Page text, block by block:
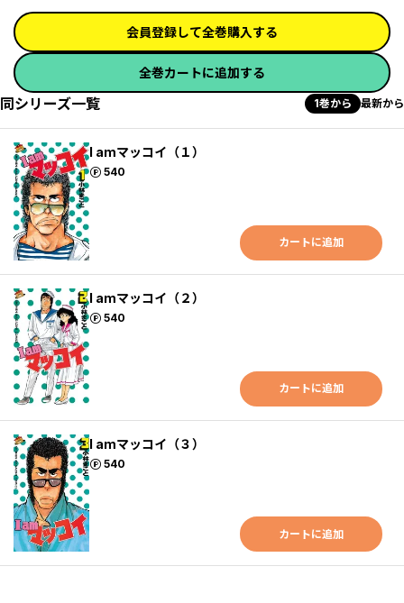
会員登録して全巻購入する
全巻カートに追加する
同シリーズ一覧 1巻から 最新から
I amマッコイ（１）
540
ポイント
カートに追加
I amマッコイ（２）
540
ポイント
カートに追加
I amマッコイ（３）
540
ポイント
カートに追加